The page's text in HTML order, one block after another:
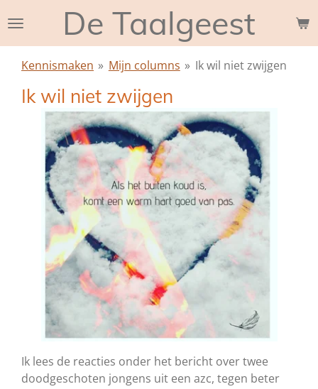
direct
naar
De Taalgeest
Kennismaken » Mijn columns » Ik wil niet zwijgen
Ik wil niet zwijgen
Ik lees de reacties onder het bericht over twee
doodgeschoten jongens uit een azc, tegen beter